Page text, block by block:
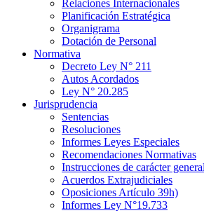
Relaciones Internacionales
Planificación Estratégica
Organigrama
Dotación de Personal
Normativa
Decreto Ley N° 211
Autos Acordados
Ley N° 20.285
Jurisprudencia
Sentencias
Resoluciones
Informes Leyes Especiales
Recomendaciones Normativas
Instrucciones de carácter general
Acuerdos Extrajudiciales
Oposiciones Artículo 39h)
Informes Ley N°19.733